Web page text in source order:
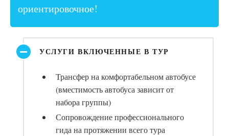
ориентировочное!
УСЛУГИ ВКЛЮЧЕННЫЕ В ТУР
Трансфер на комфортабельном автобусе
(вместимость автобуса зависит от
набора группы)
Сопровождение профессионального
гида на протяжении всего тура